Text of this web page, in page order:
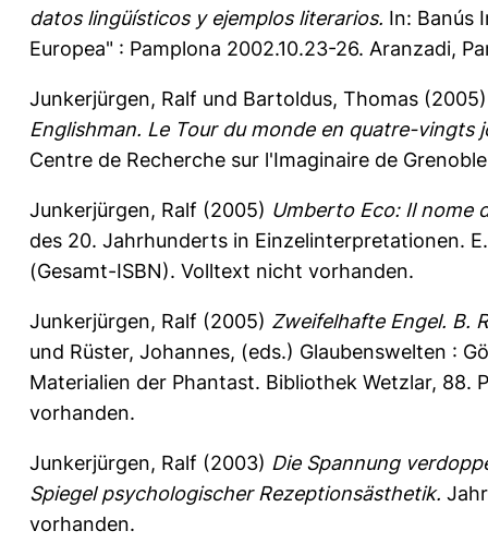
datos lingüísticos y ejemplos literarios. In: Banús
Europea" : Pamplona 2002.10.23-26. Aranzadi,
Junkerjürgen, Ralf und Bartoldus, Thomas
Englishman. Le Tour du monde en quatre-vingts
Centre de Recherche sur l'Imaginaire de
Junkerjürgen, Ralf (2005) Umberto Eco: Il nome
des 20. Jahrhunderts in Einzelinterpretationen.
(Gesamt-ISBN). Volltext nicht vorhanden.
Junkerjürgen, Ralf (2005) Zweifelhafte Engel. B.
und Rüster, Johannes, (eds.) Glaubenswelten :
Materialien der Phantast. Bibliothek Wetzlar, 88.
vorhanden.
Junkerjürgen, Ralf (2003) Die Spannung
Spiegel psychologischer Rezeptionsästhetik.
vorhanden.